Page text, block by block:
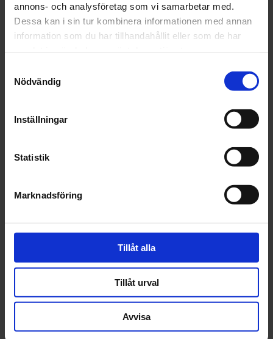
annons- och analysföretag som vi samarbetar med.
Dessa kan i sin tur kombinera informationen med annan
information som du har tillhandahållit eller som de har
Nödvändig
Inställningar
Statistik
Marknadsföring
Tillåt alla
Tillåt urval
Avvisa
Beskrivning
3M
Kontrollfärg